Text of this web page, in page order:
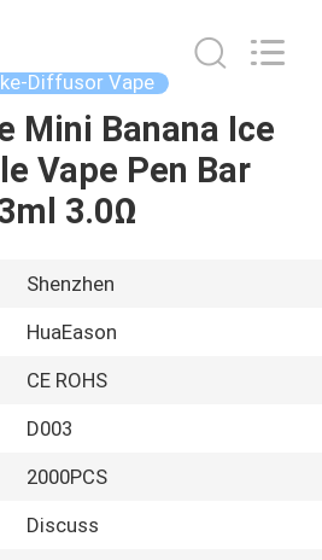
Diffusor Vape
Mini Banana Ice
Vape Pen Bar
3.0Ω
Shenzhen
HuaEason
CE ROHS
D003
2000PCS
Discuss